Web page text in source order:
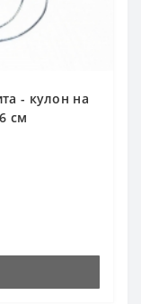
- кулон на
см